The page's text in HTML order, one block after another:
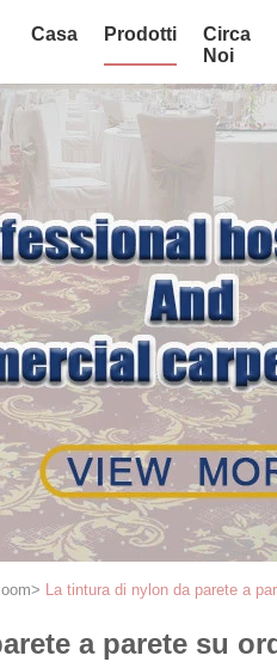
Casa Prodotti
Circa
Noi
> La tintura di nylon da parete a
a parete su